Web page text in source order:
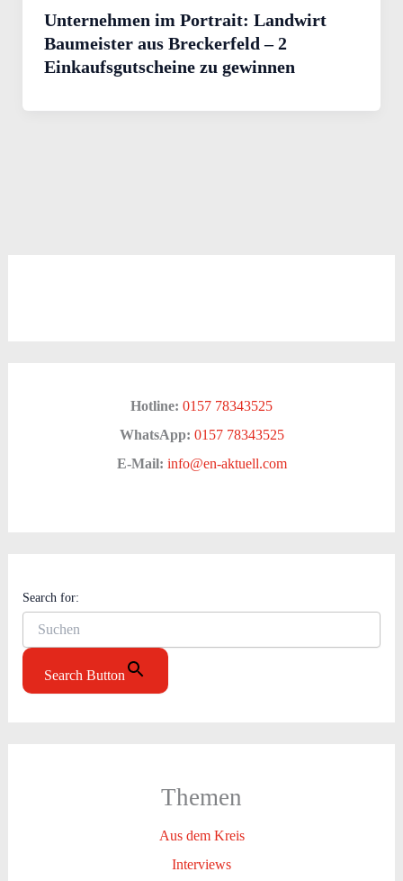
Unternehmen im Portrait: Landwirt
Baumeister aus Breckerfeld – 2
Einkaufsgutscheine zu gewinnen
Hotline: 0157 78343525
WhatsApp: 0157 78343525
E-Mail: info@en-aktuell.com
Search for:
Search Button
Themen
Aus dem Kreis
Interviews